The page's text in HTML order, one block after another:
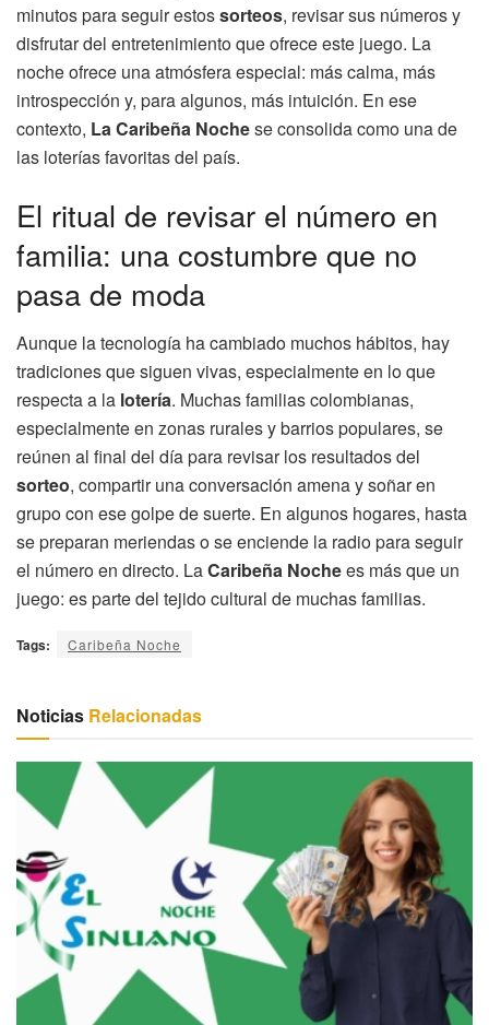
minutos para seguir estossorteos, revisar sus números y
disfrutar del entretenimiento que ofrece este juego. La
noche ofrece una atmósfera especial: más calma, más
introspección y, para algunos, más intuición. En ese
contexto, La Caribeña Nochese consolida como una de
las loterías favoritas del país.
El ritual de revisar el número en
familia: una costumbre que no
pasa de moda
Aunque la tecnología ha cambiado muchos hábitos, hay
tradiciones que siguen vivas, especialmente en lo que
respecta a la lotería. Muchas familias colombianas,
especialmente en zonas rurales y barrios populares, se
reúnen al final del día para revisar los resultados del
sorteo, compartir una conversación amena y soñar en
grupo con ese golpe de suerte. En algunos hogares, hasta
se preparan meriendas o se enciende la radio para seguir
el número en directo. LaCaribeña Nochees más que un
juego: es parte del tejido cultural de muchas familias.
Tags: Caribeña Noche
Noticias Relacionadas